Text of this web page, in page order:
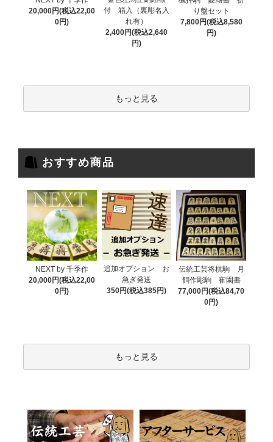
20,000円(税込22,00
0円)
付 箱入（裏彫名入
れ有）
2,400円(税込2,640
円)
り盤セット
7,800円(税込8,580
円)
もっと見る
おすすめ商品
NEXT by 千季作
20,000円(税込22,00
0円)
追加オプション お
急ぎ発送
350円(税込385円)
伝統工芸将棋駒 月
飼作彫駒 寉園書
77,000円(税込84,70
0円)
もっと見る